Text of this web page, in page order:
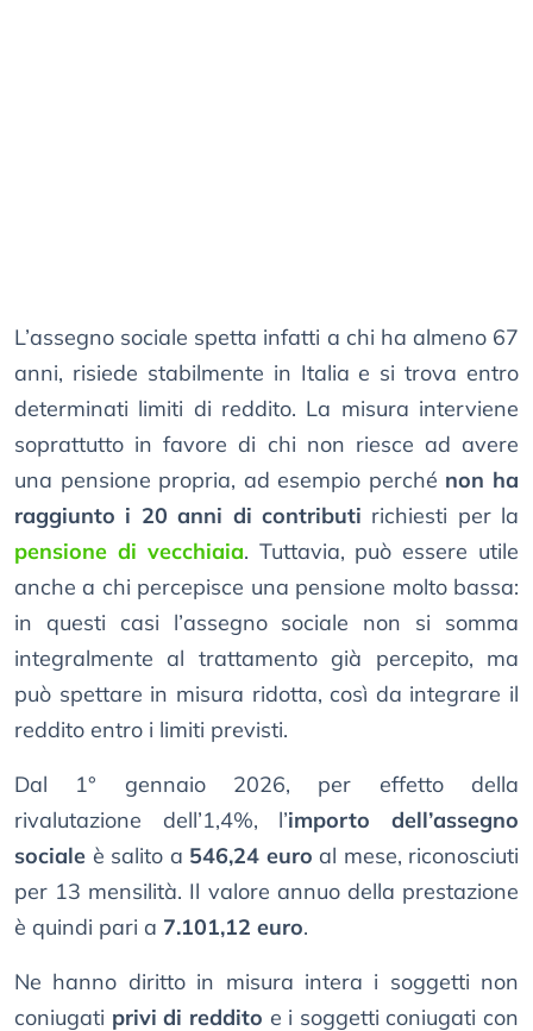
L’assegno sociale spetta infatti a chi ha almeno 67
anni, risiede stabilmente in Italia e si trova entro
determinati limiti di reddito. La misura interviene
soprattutto in favore di chi non riesce ad avere
una pensione propria, ad esempio perché non ha
raggiunto i 20 anni di contributi richiesti per la
pensione di vecchiaia. Tuttavia, può essere utile
anche a chi percepisce una pensione molto bassa:
in questi casi l’assegno sociale non si somma
integralmente al trattamento già percepito, ma
può spettare in misura ridotta, così da integrare il
reddito entro i limiti previsti.
Dal 1° gennaio 2026, per effetto della
rivalutazione dell’1,4%, l’importo dell’assegno
sociale è salito a 546,24 euro al mese, riconosciuti
per 13 mensilità. Il valore annuo della prestazione
è quindi pari a 7.101,12 euro.
Ne hanno diritto in misura intera i soggetti non
coniugati privi di reddito e i soggetti coniugati con